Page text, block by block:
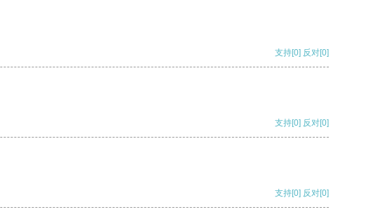
支持[0] 反对[0]
支持[0] 反对[0]
支持[0] 反对[0]